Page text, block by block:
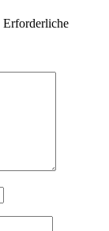
Erforderliche